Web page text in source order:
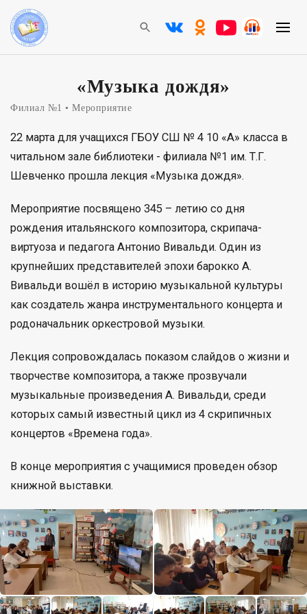
«Музыка дождя»
Филиал №1 Мероприятие
22 марта для учащихся ГБОУ СШ № 4 10 «А» класса в
читальном зале библиотеки - филиала №1 им. Т.Г.
Шевченко прошла лекция «Музыка дождя».
Мероприятие посвящено 345 – летию со дня
рождения итальянского композитора, скрипача-
виртуоза и педагога Антонио Вивальди. Один из
крупнейших представителей эпохи барокко А.
Вивальди вошёл в историю музыкальной культуры
как создатель жанра инструментального концерта и
родоначальник оркестровой музыки.
Лекция сопровождалась показом слайдов о жизни и
творчестве композитора, а также прозвучали
музыкальные произведения А. Вивальди, среди
которых самый известный цикл из 4 скрипичных
концертов «Времена года».
В конце мероприятия с учащимися проведен обзор
книжной выставки.